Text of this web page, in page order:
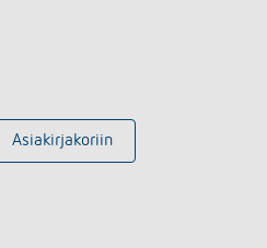
Asiakirjakoriin